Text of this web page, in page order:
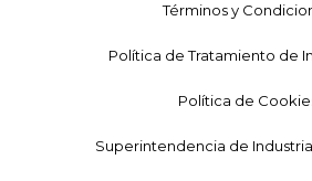
Términos y
Política de Tratamiento de
Política de
Superintendencia de